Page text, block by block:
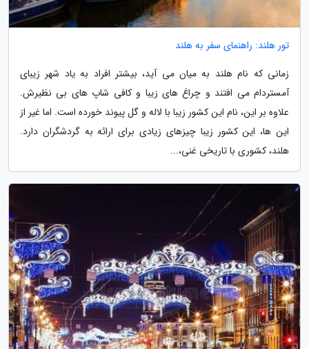
تور هلند: راهنمای سفر به هلند
زمانی که نام هلند به میان می آید، بیشتر افراد به یاد شهر زیبای
آمستردام می افتند و چراغ های زیبا و کافی شاپ های بی نظیرش.
علاوه بر این، نام این کشور زیبا با لاله و گل پیوند خورده است. اما غیر از
این ها، این کشور زیبا چیزهای زیادی برای ارائه به گردشگران دارد.
هلند، کشوری با تاریخی غنی،...